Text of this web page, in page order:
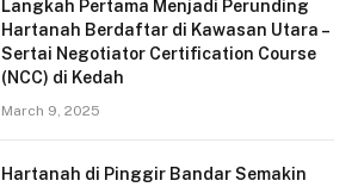
Langkah Pertama Menjadi Perunding
Hartanah Berdaftar di Kawasan Utara –
Sertai Negotiator Certification Course
(NCC) di Kedah
March 9, 2025
Hartanah di Pinggir Bandar Semakin